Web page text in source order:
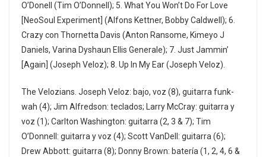
O’Donell (Tim O’Donnell); 5. What You Won’t Do For Love
[NeoSoul Experiment] (Alfons Kettner, Bobby Caldwell); 6.
Crazy con Thornetta Davis (Anton Ransome, Kimeyo J
Daniels, Varina Dyshaun Ellis Generale); 7. Just Jammin’
[Again] (Joseph Veloz); 8. Up In My Ear (Joseph Veloz).
The Velozians. Joseph Veloz: bajo, voz (8), guitarra funk-
wah (4); Jim Alfredson: teclados; Larry McCray: guitarra y
voz (1); Carlton Washington: guitarra (2, 3 & 7); Tim
O’Donnell: guitarra y voz (4); Scott VanDell: guitarra (6);
Drew Abbott: guitarra (8); Donny Brown: batería (1, 2, 4, 6 &